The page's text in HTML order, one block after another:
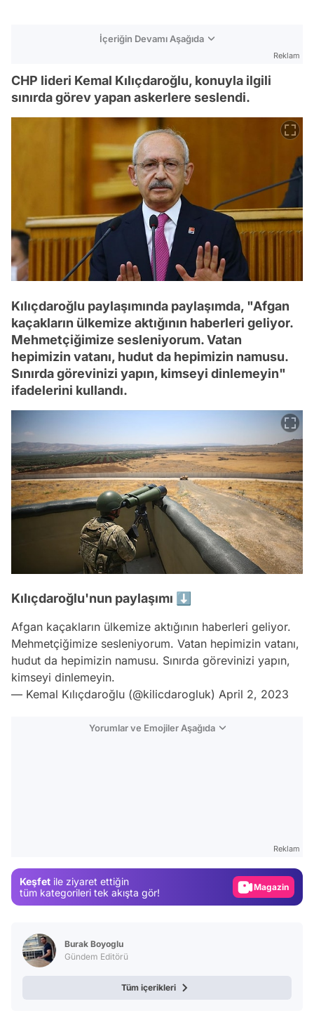
İçeriğin Devamı Aşağıda
Reklam
CHP lideri Kemal Kılıçdaroğlu, konuyla ilgili
sınırda görev yapan askerlere seslendi.
Kılıçdaroğlu paylaşımında paylaşımda, "Afgan
kaçakların ülkemize aktığının haberleri geliyor.
Mehmetçiğimize sesleniyorum. Vatan
hepimizin vatanı, hudut da hepimizin namusu.
Sınırda görevinizi yapın, kimseyi dinlemeyin"
ifadelerini kullandı.
Kılıçdaroğlu'nun paylaşımı ⬇️
Afgan kaçakların ülkemize aktığının haberleri geliyor.
Mehmetçiğimize sesleniyorum. Vatan hepimizin vatanı,
hudut da hepimizin namusu. Sınırda görevinizi yapın,
kimseyi dinlemeyin.
— Kemal Kılıçdaroğlu (@kilicdarogluk) April 2, 2023
Yorumlar ve Emojiler Aşağıda
Reklam
Keşfet ile ziyaret ettiğin
tüm kategorileri tek akışta gör!
Video
Burak Boyoglu
Gündem Editörü
Tüm içerikleri